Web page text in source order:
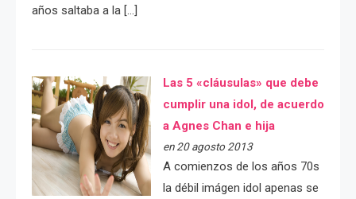
años saltaba a la […]
Las 5 «cláusulas» que debe
cumplir una idol, de acuerdo
a Agnes Chan e hija
en 20 agosto 2013
A comienzos de los años 70s
la débil imágen idol apenas se